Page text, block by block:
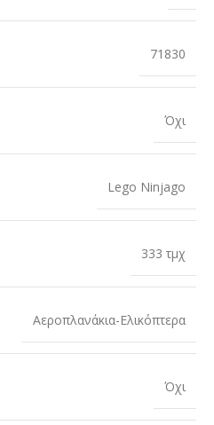
71830
Όχι
Lego Ninjago
333 τμχ
Αεροπλανάκια-Ελικόπτερα
Όχι